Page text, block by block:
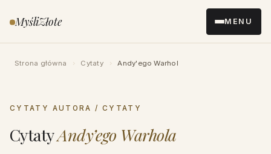
do MyśliZłote MENU
Strona główna › Cytaty › Andy'ego Warhol
CYTATY AUTORA / CYTATY
CytatyAndy’ego Warhola